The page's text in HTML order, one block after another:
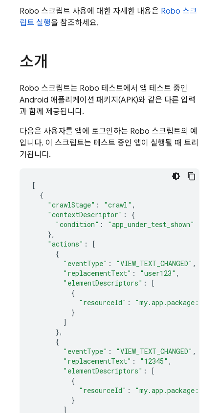
Robo 스크립트 사용에 대한 자세한 내용은 Robo 스크
립트 실행을 참조하세요.
소개
Robo 스크립트는 Robo 테스트에서 앱 테스트 중인
Android 애플리케이션 패키지(APK)와 같은 다른 입력
과 함께 제공됩니다.
다음은 사용자를 앱에 로그인하는 Robo 스크립트의 예
입니다. 이 스크립트는 테스트 중인 앱이 실행될 때 트리
거됩니다.
[
{
"crawlStage" : "crawl" ,
"contextDescriptor" :
{
"condition" :
"app_under_test_shown"
},
"actions" :
[
{
"eventType" : "VIEW_TEXT_CHANGED" ,
"replacementText" : "user123" ,
"elementDescriptors" :
[
{
"resourceId" :
"my.app.package:id/
}
]
},
{
"eventType" : "VIEW_TEXT_CHANGED" ,
"replacementText" : "12345" ,
"elementDescriptors" :
[
{
"resourceId" :
"my.app.package:id/
}
]